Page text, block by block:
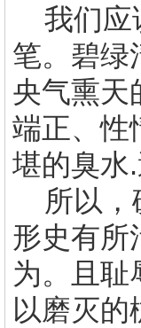
我们应
笔。碧绿
央气熏天
端正、性
堪的臭水.
所以
形史有所
为。且耻
以磨灭